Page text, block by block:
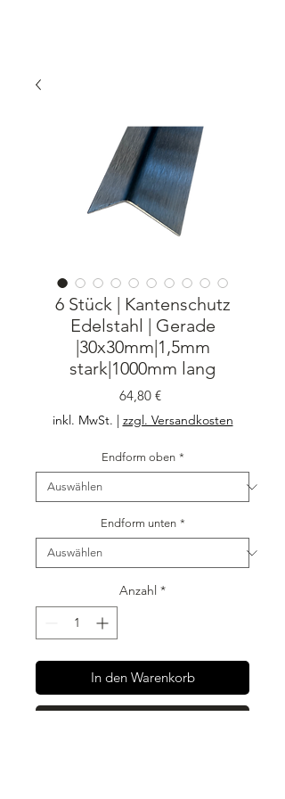
6 Stück | Kantenschutz
Edelstahl | Gerade
|30x30mm|1,5mm
stark|1000mm lang
64,80 €Preis
inkl. MwSt. | zzgl. Versandkosten
Endform oben *
Endform unten *
Anzahl *
In den Warenkorb